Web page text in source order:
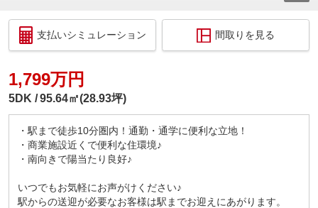
支払いシミュレーション 間取りを見る
1,799万円
5DK 95.64㎡(28.93坪)
・駅まで徒歩10分圏内！通勤・通学に便利な立地！
・商業施設近くで便利な住環境♪
・南向きで陽当たり良好♪
いつでもお気軽にお声がけください♪
駅からの送迎が必要なお客様は駅までお迎えにあがります。